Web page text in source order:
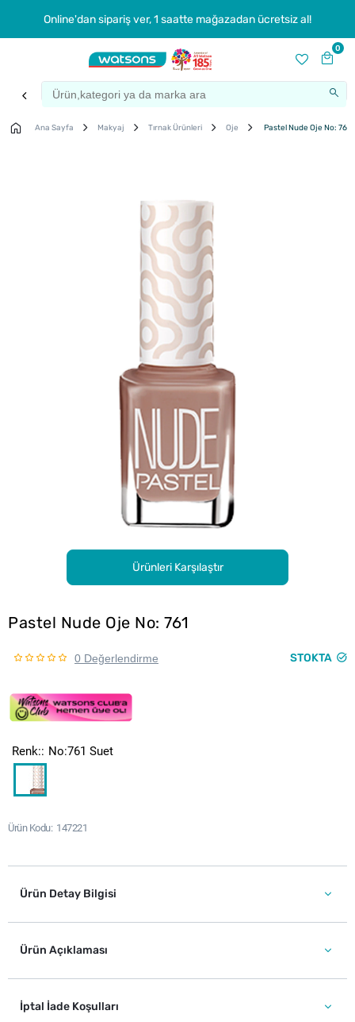
Online'dan sipariş ver, 1 saatte mağazadan ücretsiz al!
0
Ana Sayfa Makyaj Tırnak Ürünleri Oje Pastel Nude Oje No: 761
Ürünleri Karşılaştır
Pastel Nude Oje No: 761
0 Değerlendirme STOKTA
Ürün Kodu 147221
Renk: No:761 Suet
Ürün Detay Bilgisi
Ürün Açıklaması
İptal İade Koşulları